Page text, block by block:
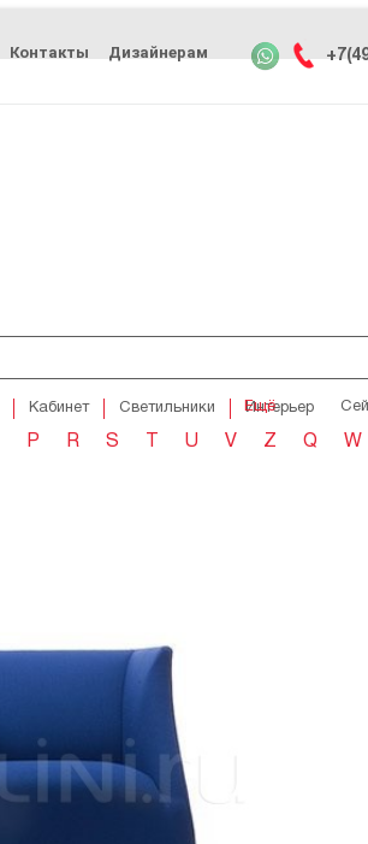
Контакты
Дизайнерам
Ещё
Кабинет Светильники Интерьер
P R S U V Z Q W